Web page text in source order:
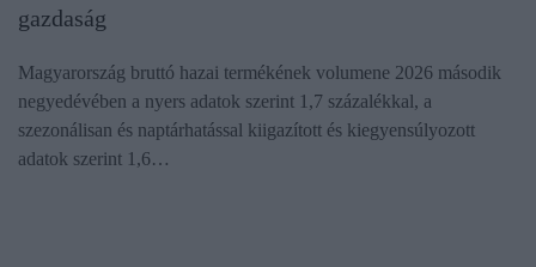
gazdaság
Magyarország bruttó hazai termékének volumene 2026 második
negyedévében a nyers adatok szerint 1,7 százalékkal, a
szezonálisan és naptárhatással kiigazított és kiegyensúlyozott
adatok szerint 1,6…